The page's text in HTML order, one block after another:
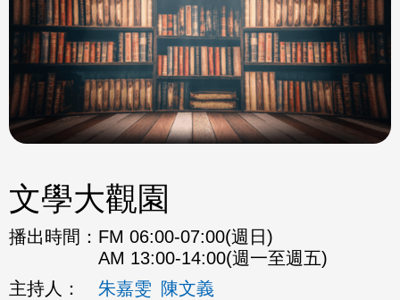
文學大觀園
播出時間： FM 06:00-07:00(週日)
AM 13:00-14:00(週一至週五)
主持人：
朱嘉雯 陳文義